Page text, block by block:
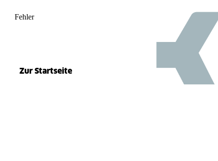
Fehler 500
Zur Startseite